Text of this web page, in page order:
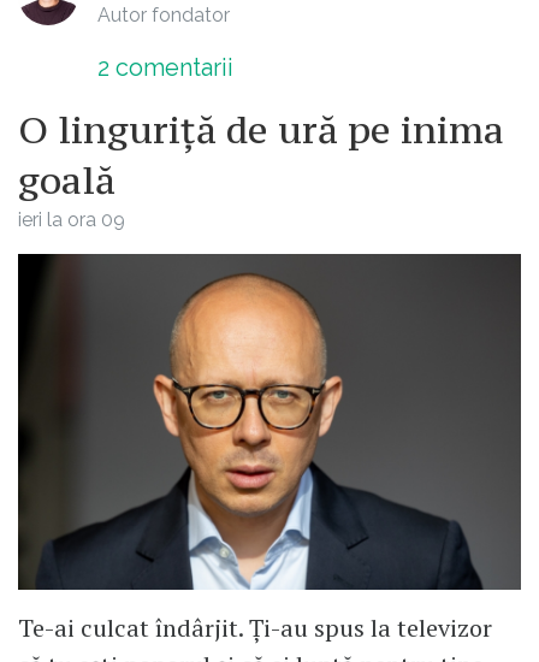
Autor fondator
2 comentarii
O linguriță de ură pe inima
goală
ieri la ora 09
Te-ai culcat îndârjit. Ți-au spus la televizor